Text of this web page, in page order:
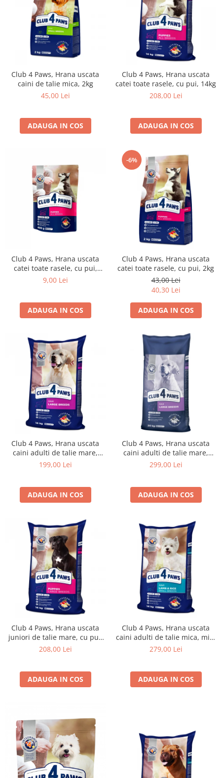
Club 4 Paws, Hrana uscata
caini de talie mica, 2kg
45,00 Lei
ADAUGA IN COS
Club 4 Paws, Hrana uscata
catei toate rasele, cu pui, 14kg
208,00 Lei
ADAUGA IN COS
Club 4 Paws, Hrana uscata
catei toate rasele, cu pui,
400g
9,00 Lei
ADAUGA IN COS
-6%
Club 4 Paws, Hrana uscata
catei toate rasele, cu pui, 2kg
43,00 Lei
40,30 Lei
ADAUGA IN COS
Club 4 Paws, Hrana uscata
caini adulti de talie mare,
14kg
199,00 Lei
ADAUGA IN COS
Club 4 Paws, Hrana uscata
caini adulti de talie mare,
20kg
299,00 Lei
ADAUGA IN COS
Club 4 Paws, Hrana uscata
juniori de talie mare, cu pui,
14kg
208,00 Lei
ADAUGA IN COS
Club 4 Paws, Hrana uscata
caini adulti de talie mica, miel
si orez, 14kg
279,00 Lei
ADAUGA IN COS